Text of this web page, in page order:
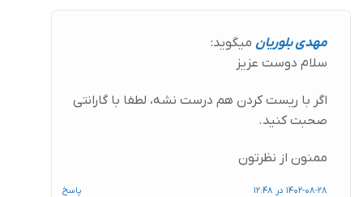
مهدی بلوریان میگوید:
سلام دوست عزیز
اگر با ریست کردن هم درست نشه، لطفا با گارانتی
صحبت کنید.
ممنون از نظرتون
1402-08-28 در 12:48 پاسخ